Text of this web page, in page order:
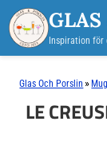
Inspiration för
Glas Och Porslin »
LE